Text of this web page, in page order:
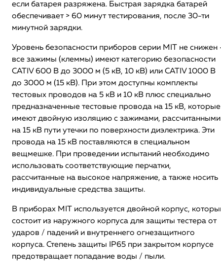
если батарея разряжена. Быстрая зарядка батарей
обеспечивает > 60 минут тестирования, после 30-ти
минутной зарядки.
Уровень безопасности приборов серии MIT не снижен
все зажимы (клеммы) имеют категорию безопасности
CATIV 600 В до 3000 м (5 кВ, 10 кВ) или CATIV 1000 В
до 3000 м (15 кВ). При этом доступны комплекты
тестовых проводов на 5 кВ и 10 кВ плюс специально
предназначенные тестовые провода на 15 кВ, которые
имеют двойную изоляцию с зажимами, рассчитанными
на 15 кВ пути утечки по поверхности диэлектрика. Эти
провода на 15 кВ поставляются в специальном
вещмешке. При проведении испытаний необходимо
использовать соответствующие перчатки,
рассчитанные на высокое напряжение, а также носить
индивидуальные средства защиты.
В приборах MIT используется двойной корпус,
состоит из наружного корпуса для защиты тестера от
ударов / падений и внутреннего огнезащитного
корпуса. Степень защиты IP65 при закрытом корпусе
предотвращает попадание воды / пыли.